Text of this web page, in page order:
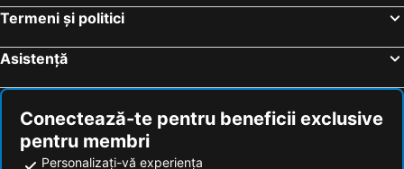
Termeni și politici
Asistență
Conectează-te pentru beneficii exclusive
pentru membri
Personalizați-vă experiența